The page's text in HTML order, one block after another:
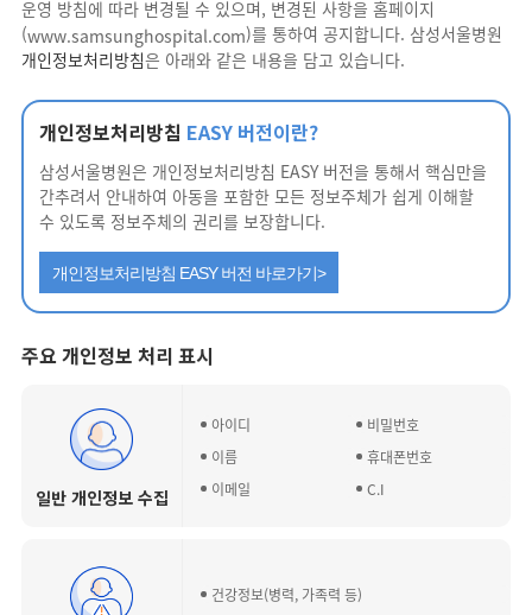
운영 방침에 따라 변경될 수 있으며, 변경된 사항을 홈페이지
(www.samsunghospital.com)를 통하여 공지합니다. 삼성서울병원
개인정보처리방침은 아래와 같은 내용을 담고 있습니다.
개인정보처리방침 EASY 버전이란?
삼성서울병원은 개인정보처리방침 EASY 버전을 통해서 핵심만을
간추려서 안내하여 아동을 포함한 모든 정보주체가 쉽게 이해할
수 있도록 정보주체의 권리를 보장합니다.
개인정보처리방침 EASY 버전 바로가기>
주요 개인정보 처리 표시
일반 개인정보 수집
아이디
비밀번호
이름
휴대폰번호
이메일
C.I
건강정보(병력, 가족력 등)